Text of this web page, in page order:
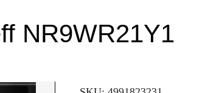
NR9WR21Y1